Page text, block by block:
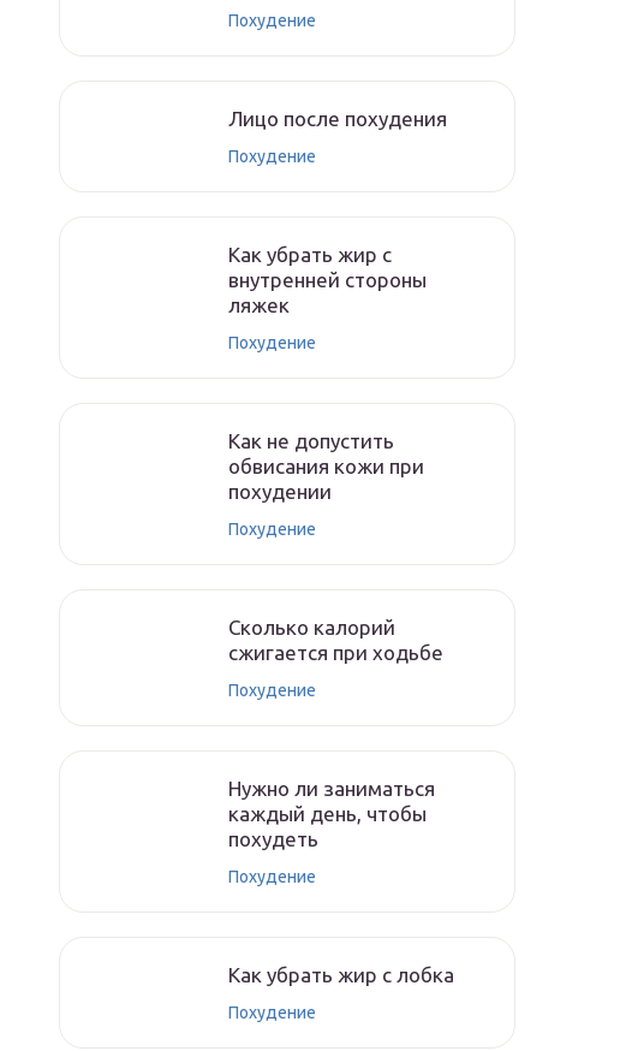
Похудение
Лицо после похудения
Похудение
Как убрать жир с
внутренней стороны
ляжек
Похудение
Как не допустить
обвисания кожи при
похудении
Похудение
Сколько калорий
сжигается при ходьбе
Похудение
Нужно ли заниматься
каждый день, чтобы
похудеть
Похудение
Как убрать жир с лобка
Похудение